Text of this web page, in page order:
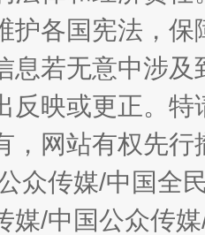
幌子
护各国宪法，
息若无意中涉
反映或更正。
，网站有权先
众传媒/中国全
媒/中国公众传